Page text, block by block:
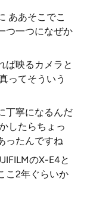
ああそこでこ
つ一つになぜか
ば映るカメラと
ってそういう
丁寧になるんだ
したらちょっ
ったんですね
のX-E4と
こ2年ぐらいか